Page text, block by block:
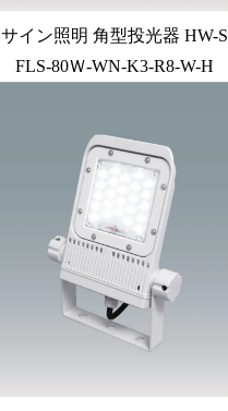
サイン照明 角型投光器 HW-S
FLS-80Ｗ-WN-K3-R8-W-H